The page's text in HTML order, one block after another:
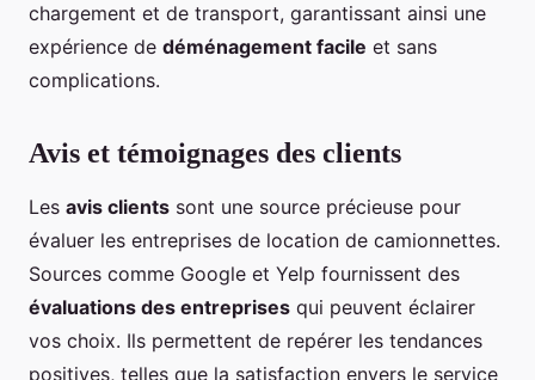
chargement et de transport, garantissant ainsi une
expérience de déménagement facile et sans
complications.
Avis et témoignages des clients
Les avis clients sont une source précieuse pour
évaluer les entreprises de location de camionnettes.
Sources comme Google et Yelp fournissent des
évaluations des entreprises qui peuvent éclairer
vos choix. Ils permettent de repérer les tendances
positives, telles que la satisfaction envers le service